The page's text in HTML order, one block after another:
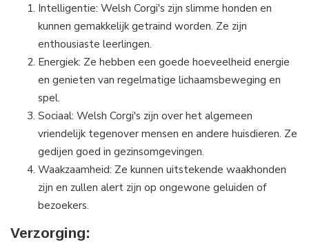
Intelligentie: Welsh Corgi's zijn slimme honden en
kunnen gemakkelijk getraind worden. Ze zijn
enthousiaste leerlingen.
Energiek: Ze hebben een goede hoeveelheid energie
en genieten van regelmatige lichaamsbeweging en
spel.
Sociaal: Welsh Corgi's zijn over het algemeen
vriendelijk tegenover mensen en andere huisdieren. Ze
gedijen goed in gezinsomgevingen.
Waakzaamheid: Ze kunnen uitstekende waakhonden
zijn en zullen alert zijn op ongewone geluiden of
bezoekers.
Verzorging: